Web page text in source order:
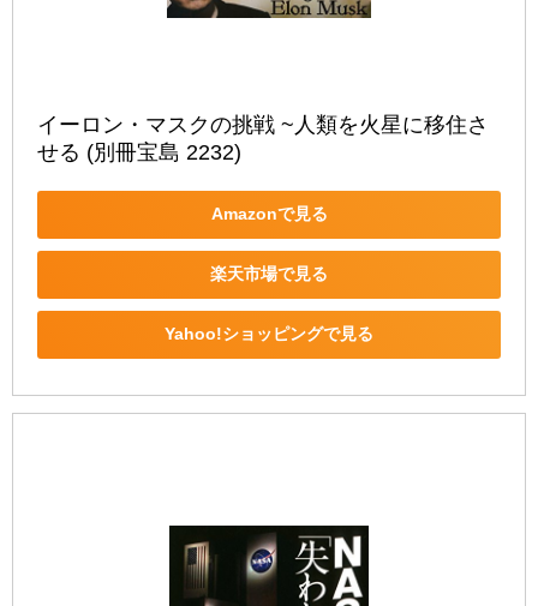
イーロン・マスクの挑戦 ~人類を火星に移住さ
せる (別冊宝島 2232)
Amazonで見る
楽天市場で見る
Yahoo!ショッピングで見る